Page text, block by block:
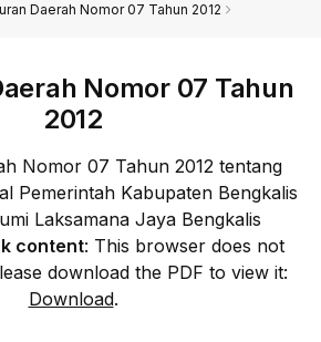
Daerah Nomor 07 Tahun 2012
Nomor 07 Tahun
2012
Nomor 07 Tahun 2012 tentang
Pemerintah Kabupaten Bengkalis
Laksamana Jaya Bengkalis
content: This browser does not
download the PDF to view it:
Download.